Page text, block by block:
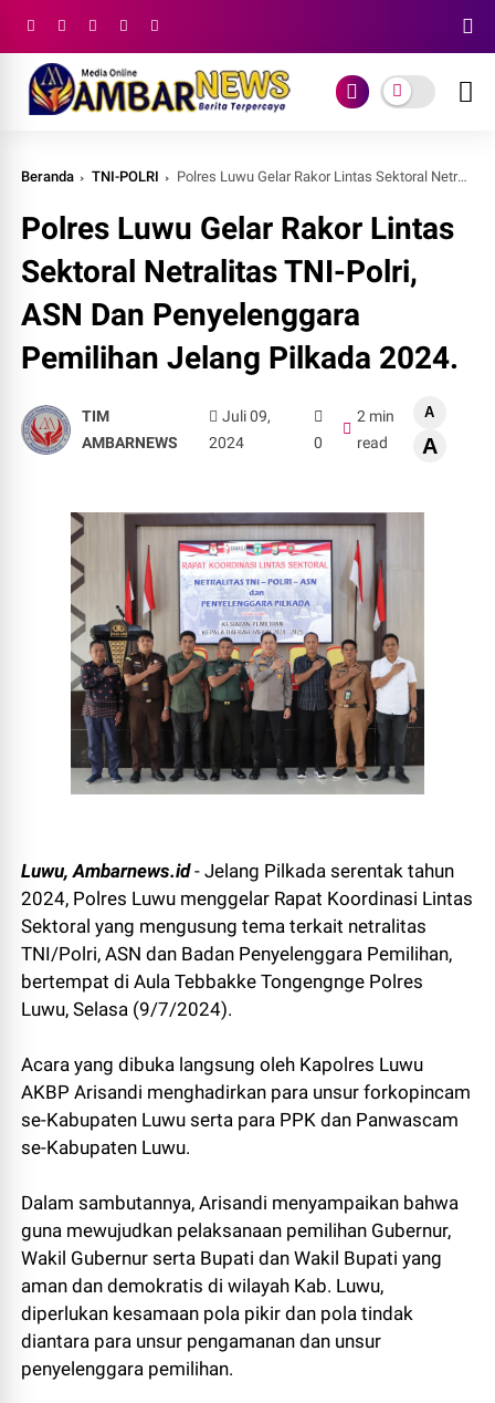
Beranda TNI-POLRI Polres Luwu Gelar Rakor Lintas Sektoral Netralitas TNI-Polri, ASN Dan Penyelenggara Pemilihan Jelang Pilkada 2024.
Polres Luwu Gelar Rakor Lintas
Sektoral Netralitas TNI-Polri,
ASN Dan Penyelenggara
Pemilihan Jelang Pilkada 2024.
TIM
AMBARNEWS
Juli 09,
2024
0
2 min
read
A
A
Luwu, Ambarnews.id- Jelang Pilkada serentak tahun
2024, Polres Luwu menggelar Rapat Koordinasi Lintas
Sektoral yang mengusung tema terkait netralitas
TNI/Polri, ASN dan Badan Penyelenggara Pemilihan,
bertempat di Aula Tebbakke Tongengnge Polres
Luwu, Selasa (9/7/2024).
Acara yang dibuka langsung oleh Kapolres Luwu
AKBP Arisandi menghadirkan para unsur forkopincam
se-Kabupaten Luwu serta para PPK dan Panwascam
se-Kabupaten Luwu.
Dalam sambutannya, Arisandi menyampaikan bahwa
guna mewujudkan pelaksanaan pemilihan Gubernur,
Wakil Gubernur serta Bupati dan Wakil Bupati yang
aman dan demokratis di wilayah Kab. Luwu,
diperlukan kesamaan pola pikir dan pola tindak
diantara para unsur pengamanan dan unsur
penyelenggara pemilihan.